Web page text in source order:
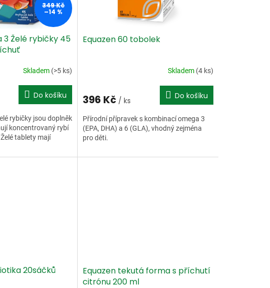
349 Kč
–14 %
3 Želé rybičky 45
Skladem (>5 ks)
Do košíku
rybičky jsou doplněk
koncentrovaný rybí
tablety mají
Equazen 60 tobolek
Skladem (4 ks)
396 Kč / ks Do košíku
Přírodní přípravek s kombinací omega 3
(EPA, DHA) a 6 (GLA), vhodný zejména
pro děti.
20sáčků
Equazen tekutá forma s příchutí
citrónu 200 ml